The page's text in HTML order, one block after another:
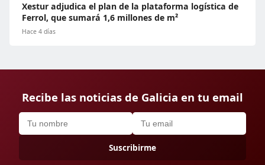
Xestur adjudica el plan de la plataforma logística de
Ferrol, que sumará 1,6 millones de m²
Hace 4 días
Recibe las noticias de Galicia en tu email
Suscribirme